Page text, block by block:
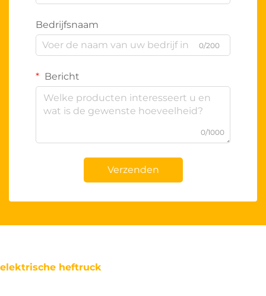
Bedrijfsnaam
0/200
Bericht
0/1000
Verzenden
elektrische heftruck